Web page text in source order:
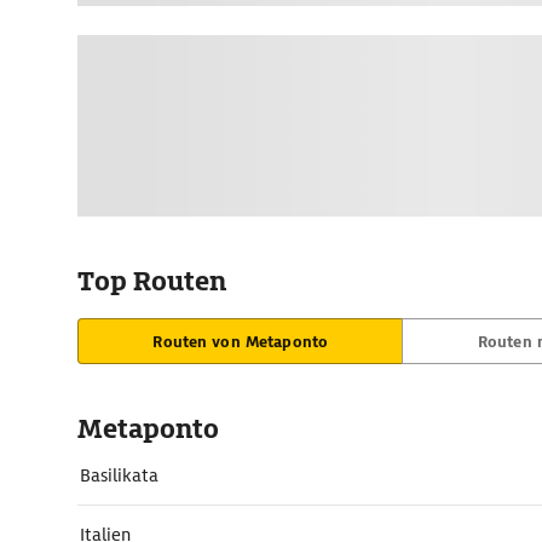
Top Routen
Routen von Metaponto Routen
Metaponto
Basilikata
Italien